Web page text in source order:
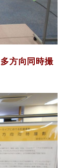
多方向同時撮